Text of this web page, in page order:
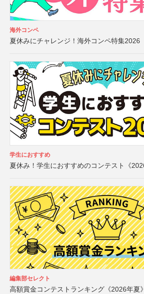
海外コンペ
夏休みにチャレンジ！海外コンペ特集2026
学生におすすめ
夏休み！学生におすすめのコンテスト《
編集部セレクト
高額賞金コンテストランキング《2026年夏》